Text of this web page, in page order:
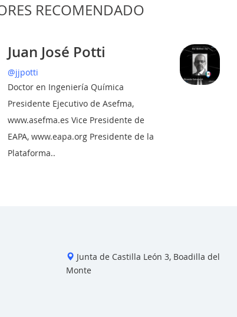
RECOMENDADO
Juan José Potti
@jjpotti
Doctor en Ingeniería Química
Presidente Ejecutivo de Asefma,
www.asefma.es Vice Presidente de
EAPA, www.eapa.org Presidente de la
Plataforma..
Junta de Castilla León 3, Boadilla del
Monte